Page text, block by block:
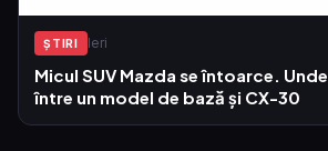
ŞTIRI Ieri
Micul SUV Mazda se întoarce.
între un model de bază și CX-30